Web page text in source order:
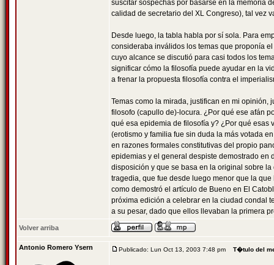
suscitar sospechas por basarse en la memoria
calidad de secretario del XL Congreso), tal vez
Desde luego, la tabla habla por sí sola. Para
consideraba inválidos los temas que proponía
cuyo alcance se discutió para casi todos los
significar cómo la filosofía puede ayudar en la
a frenar la propuesta filosofía contra el
Temas como la mirada, justifican en mi
filosofo (capullo de)-locura. ¿Por qué ese afán
qué esa epidemia de filosofía y? ¿Por qué esas
(erotismo y familia fue sin duda la más votada
en razones formales constitutivas del propio
epidemias y el general despiste demostrado en
disposición y que se basa en la original sobre
tragedia, que fue desde luego menor que la
como demostró el artículo de Bueno en El
próxima edición a celebrar en la ciudad condal
a su pesar, dado que ellos llevaban la primera
Volver arriba
Antonio Romero Ysern Publicado: Lun Oct 13, 2003 7:48 pm T�tulo del